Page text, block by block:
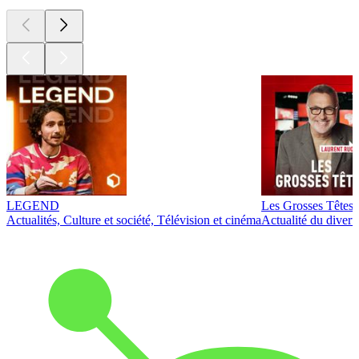
LEGEND
Actualités, Culture et société, Télévision et cinéma
Les Grosses Têtes
Actualité du